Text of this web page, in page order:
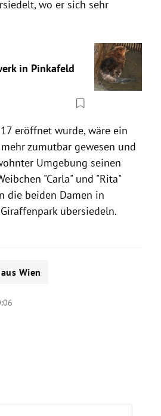
wo er sich sehr
in Pinkafeld
eröffnet wurde, wäre ein
zumutbar gewesen und
Umgebung seinen
"Carla" und "Rita"
die beiden Damen in
übersiedeln.
Wien